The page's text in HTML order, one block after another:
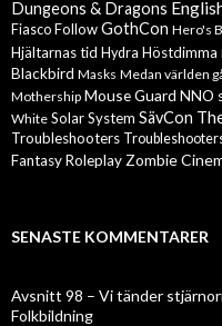
Dungeons & Dragons
Fiasco FollowGothCon Hero's
Hjältarnas tid Hydra Höstdimma
Blackbird Masks Medan världen
Mothership Mouse Guard NNO
White Solar System SävCon
Troubleshooters
Fantasy Roleplay Zombie
SENASTE KOMMENTARER
Avsnitt 98 – Vi tänder
Folkbildning